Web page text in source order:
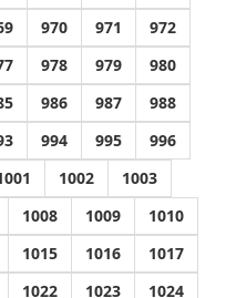
970 971
972
978 979
980
986 987
988
994 995
996
1002
1003
1008 1009
1010
1015 1016
1017
1022 1023
1024